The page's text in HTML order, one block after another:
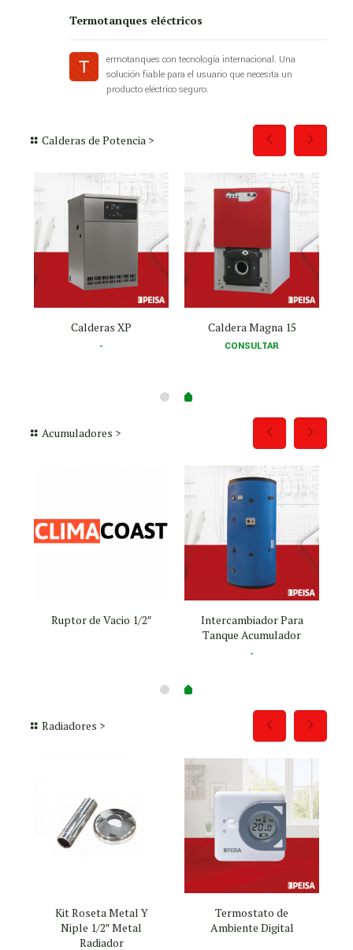
Termotanques eléctricos
T
ermotanques con tecnología internacional. Una
solución fiable para el usuario que necesita un
producto eléctrico seguro.
Calderas de Potencia >
Calderas XP
-
U$D 7.922
Caldera Magna 15
CONSULTAR
Acumuladores >
Ruptor de Vacio 1/2″
Intercambiador Para
Tanque Acumulador
-
U$D 282
hasta
U$D 1.972
Radiadores >
Kit Roseta Metal Y
Niple 1/2″ Metal
Radiador
Termostato de
Ambiente Digital